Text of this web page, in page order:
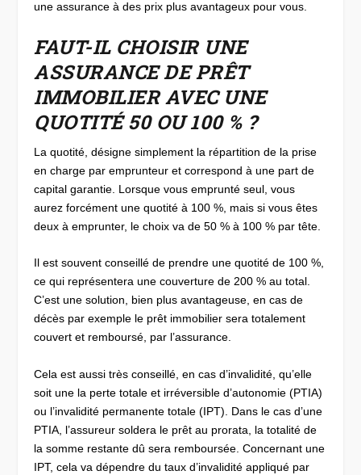
une assurance à des prix plus avantageux pour vous.
FAUT-IL CHOISIR UNE
ASSURANCE DE PRÊT
IMMOBILIER AVEC UNE
QUOTITÉ 50 OU 100 % ?
La quotité, désigne simplement la répartition de la prise
en charge par emprunteur et correspond à une part de
capital garantie. Lorsque vous emprunté seul, vous
aurez forcément une quotité à 100 %, mais si vous êtes
deux à emprunter, le choix va de 50 % à 100 % par tête.
Il est souvent conseillé de prendre une quotité de 100 %,
ce qui représentera une couverture de 200 % au total.
C’est une solution, bien plus avantageuse, en cas de
décès par exemple le prêt immobilier sera totalement
couvert et remboursé, par l’assurance.
Cela est aussi très conseillé, en cas d’invalidité, qu’elle
soit une la perte totale et irréversible d’autonomie (PTIA)
ou l’invalidité permanente totale (IPT). Dans le cas d’une
PTIA, l’assureur soldera le prêt au prorata, la totalité de
la somme restante dû sera remboursée. Concernant une
IPT, cela va dépendre du taux d’invalidité appliqué par